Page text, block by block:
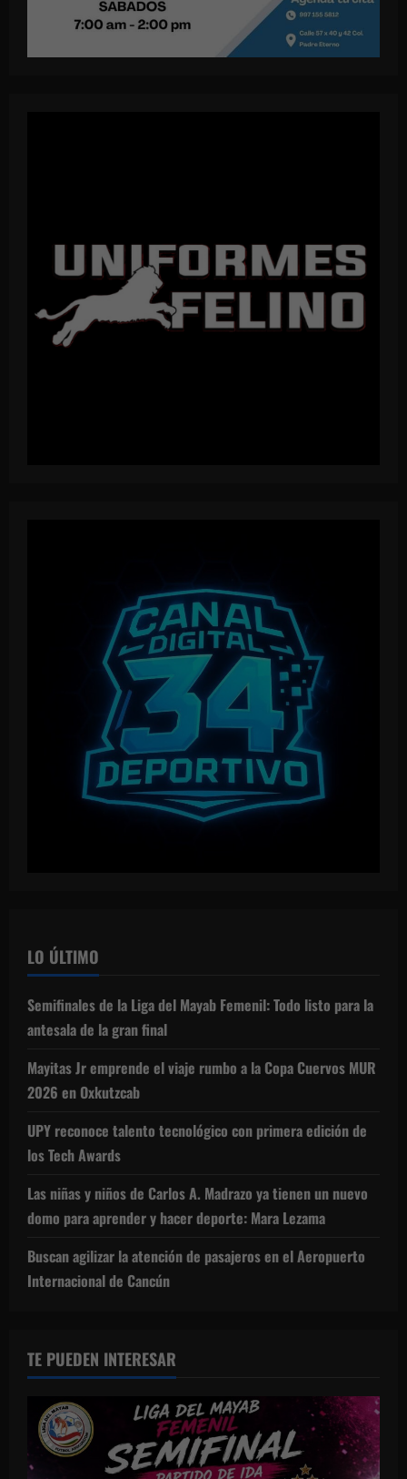
LO ÚLTIMO
Semifinales de la Liga del Mayab Femenil: Todo listo para la
antesala de la gran final
Mayitas Jr emprende el viaje rumbo a la Copa Cuervos MUR
2026 en Oxkutzcab
UPY reconoce talento tecnológico con primera edición de
los Tech Awards
Las niñas y niños de Carlos A. Madrazo ya tienen un nuevo
domo para aprender y hacer deporte: Mara Lezama
Buscan agilizar la atención de pasajeros en el Aeropuerto
Internacional de Cancún
TE PUEDEN INTERESAR